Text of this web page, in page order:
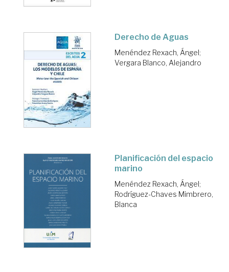
Derecho de Aguas
Menéndez Rexach, Ángel;
Vergara Blanco, Alejandro
Planificación del espacio
marino
Menéndez Rexach, Ángel;
Rodríguez-Chaves Mimbrero,
Blanca